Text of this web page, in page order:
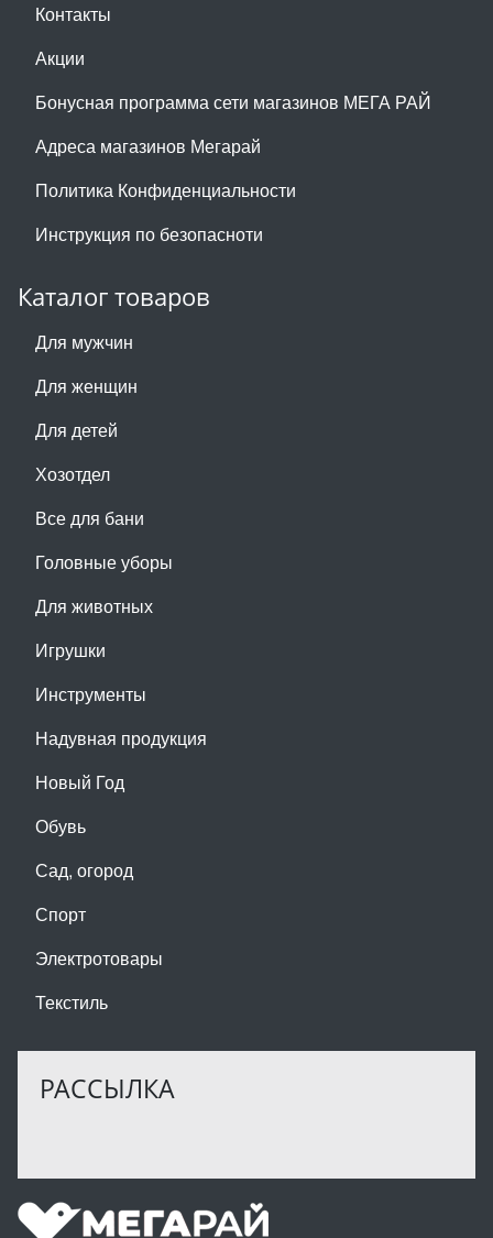
Контакты
Акции
Бонусная программа сети магазинов МЕГА РАЙ
Адреса магазинов Мегарай
Политика Конфиденциальности
Инструкция по безопасноти
Каталог товаров
Для мужчин
Для женщин
Для детей
Хозотдел
Все для бани
Головные уборы
Для животных
Игрушки
Инструменты
Надувная продукция
Новый Год
Обувь
Сад, огород
Спорт
Электротовары
Текстиль
РАССЫЛКА